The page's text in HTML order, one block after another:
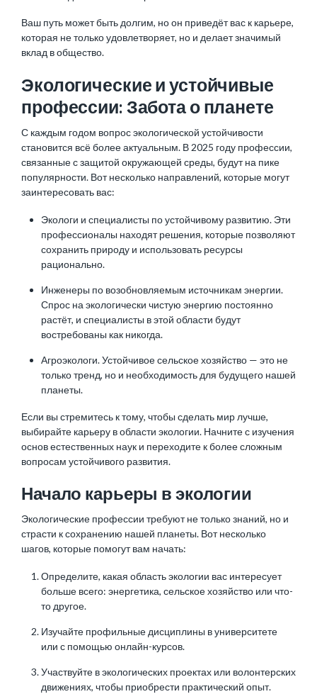
Ваш путь может быть долгим, но он приведёт вас к карьере,
которая не только удовлетворяет, но и делает значимый
вклад в общество.
Экологические и устойчивые
профессии: Забота о планете
С каждым годом вопрос экологической устойчивости
становится всё более актуальным. В 2025 году профессии,
связанные с защитой окружающей среды, будут на пике
популярности. Вот несколько направлений, которые могут
заинтересовать вас:
Экологи и специалисты по устойчивому развитию. Эти
профессионалы находят решения, которые позволяют
сохранить природу и использовать ресурсы
рационально.
Инженеры по возобновляемым источникам энергии.
Спрос на экологически чистую энергию постоянно
растёт, и специалисты в этой области будут
востребованы как никогда.
Агроэкологи. Устойчивое сельское хозяйство — это не
только тренд, но и необходимость для будущего нашей
планеты.
Если вы стремитесь к тому, чтобы сделать мир лучше,
выбирайте карьеру в области экологии. Начните с изучения
основ естественных наук и переходите к более сложным
вопросам устойчивого развития.
Начало карьеры в экологии
Экологические профессии требуют не только знаний, но и
страсти к сохранению нашей планеты. Вот несколько
шагов, которые помогут вам начать:
Определите, какая область экологии вас интересует
больше всего: энергетика, сельское хозяйство или что-
то другое.
Изучайте профильные дисциплины в университете
или с помощью онлайн-курсов.
Участвуйте в экологических проектах или волонтерских
движениях, чтобы приобрести практический опыт.